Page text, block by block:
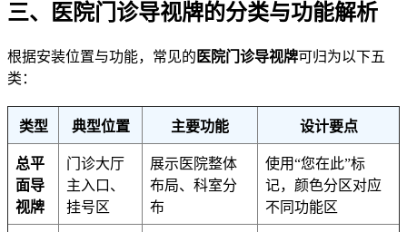
三、医院门诊导视牌的分类与功能解析
根据安装位置与功能，常见的 医院门诊导视牌可归为以下五
类：
类型 典型位置 主要功能 设计要点
总平
面导
视牌
门诊大厅
主入口、
挂号区
展示医院整体
布局、科室分
布
使用“您在此”标
记，颜色分区对应
不同功能区